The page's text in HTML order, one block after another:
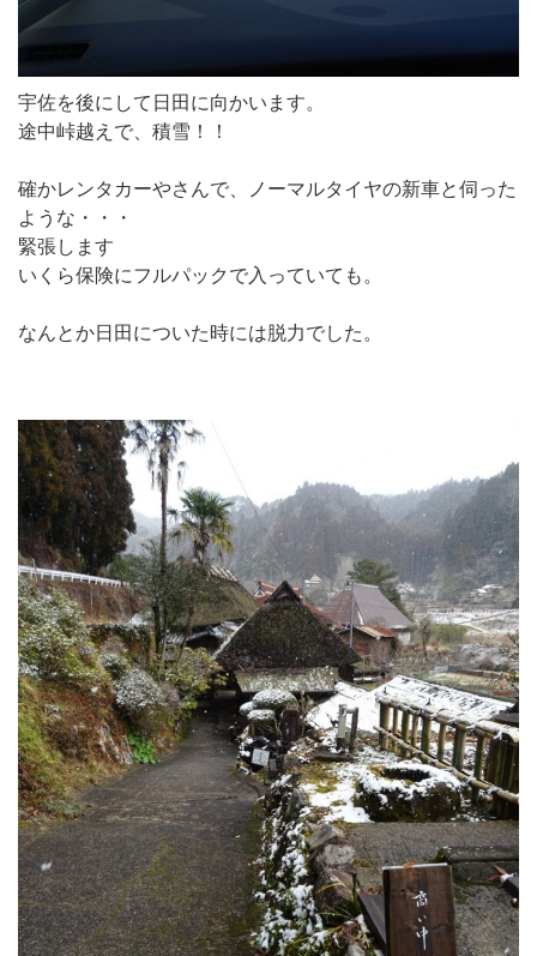
宇佐を後にして日田に向かいます。
途中峠越えで、積雪！！
確かレンタカーやさんで、ノーマルタイヤの新車と伺った
ような・・・
緊張します
いくら保険にフルパックで入っていても。
なんとか日田についた時には脱力でした。